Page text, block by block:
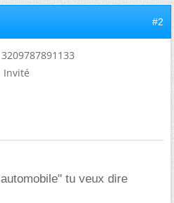
#2
Invité
tu veux dire